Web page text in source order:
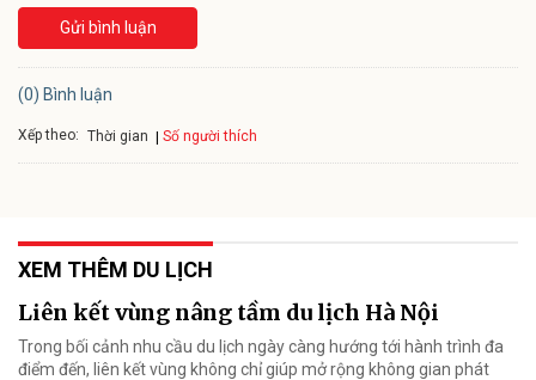
Gửi bình luận
(0) Bình luận
Xếp theo: Thời gian Số người thích
XEM THÊM DU LỊCH
Liên kết vùng nâng tầm du lịch Hà Nội
Trong bối cảnh nhu cầu du lịch ngày càng hướng tới hành trình đa
điểm đến, liên kết vùng không chỉ giúp mở rộng không gian phát